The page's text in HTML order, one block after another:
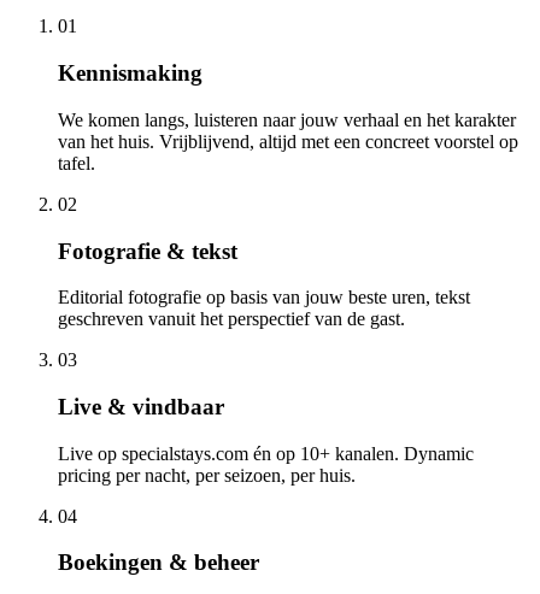
01
Kennismaking
We komen langs, luisteren naar jouw verhaal en het karakter
van het huis. Vrijblijvend, altijd met een concreet voorstel op
tafel.
02
Fotografie & tekst
Editorial fotografie op basis van jouw beste uren, tekst
geschreven vanuit het perspectief van de gast.
03
Live & vindbaar
Live op specialstays.com én op 10+ kanalen. Dynamic
pricing per nacht, per seizoen, per huis.
04
Boekingen & beheer